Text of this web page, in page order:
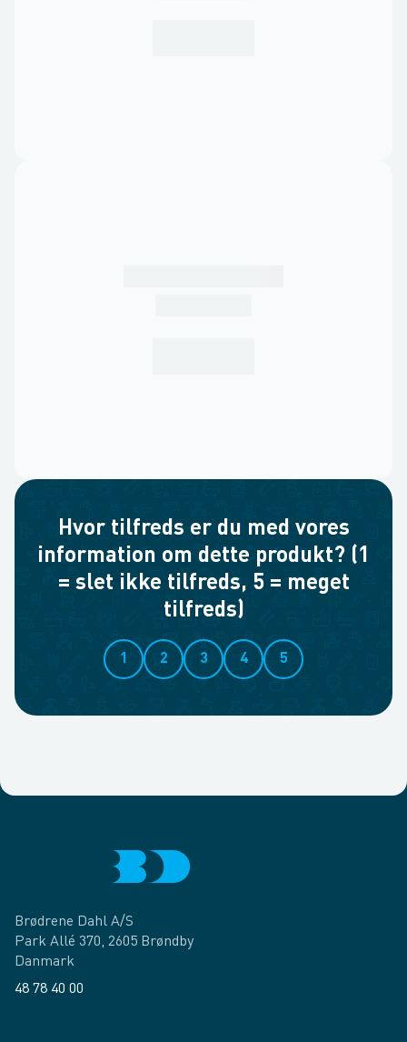
Hvor tilfreds er du med vores
information om dette produkt? (1
= slet ikke tilfreds, 5 = meget
tilfreds)
1 2 3 4 5
Brødrene Dahl A/S
Park Allé 370, 2605 Brøndby
Danmark
48 78 40 00